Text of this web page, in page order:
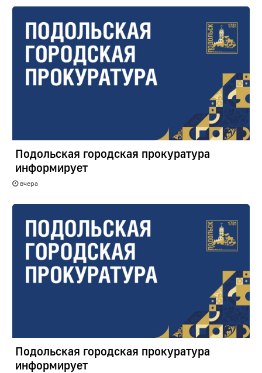
Подольская городская прокуратура
информирует
вчера
Подольская городская прокуратура
информирует